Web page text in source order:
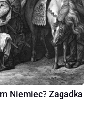
Niemiec? Zagadka